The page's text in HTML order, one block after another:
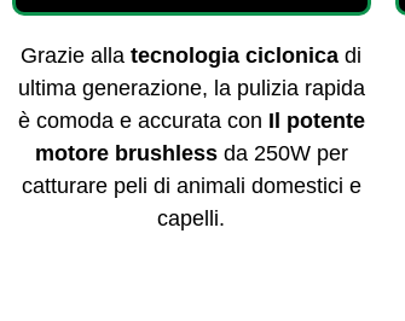
Grazie allatecnologia ciclonica di
ultima generazione, la pulizia rapida
è comoda e accurata con Il potente
motore brushlessda 250W per
catturare peli di animali domestici e
capelli.